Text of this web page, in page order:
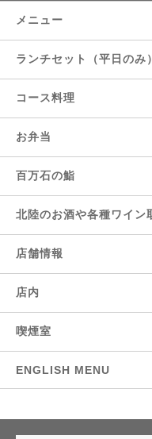
メニュー
ランチセット（平日の
コース料理
お弁当
百万石の鮨
北陸のお酒や各種ワイン
店舗情報
店内
喫煙室
ENGLISH MENU